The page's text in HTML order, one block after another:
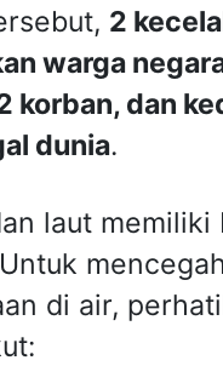
2
warga
korban, dan
dunia.
laut memiliki
mencegah
di air,